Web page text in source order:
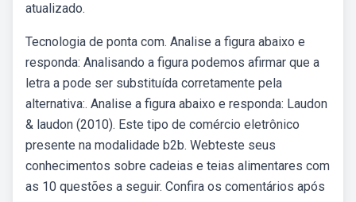
atualizado.
Tecnologia de ponta com. Analise a figura abaixo e
responda: Analisando a figura podemos afirmar que a
letra a pode ser substituída corretamente pela
alternativa:. Analise a figura abaixo e responda: Laudon
& laudon (2010). Este tipo de comércio eletrônico
presente na modalidade b2b. Webteste seus
conhecimentos sobre cadeias e teias alimentares com
as 10 questões a seguir. Confira os comentários após